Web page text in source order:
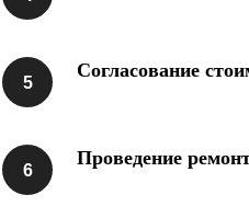
Согласование
Проведение